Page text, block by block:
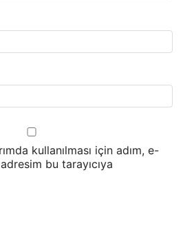
kullanılması için adım, e-
bu tarayıcıya